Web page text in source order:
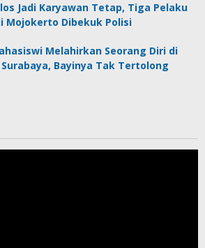
Jadi Karyawan Tetap, Tiga Pelaku
Mojokerto Dibekuk Polisi
Melahirkan Seorang Diri di
Surabaya, Bayinya Tak Tertolong